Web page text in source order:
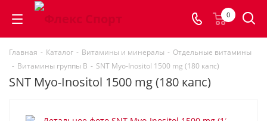
0
Главная - Каталог - Витамины и минералы - Отдельные витамины
- Витамины группы B - SNT Myo-Inositol 1500 mg (180 капс)
SNT Myo-Inositol 1500 mg (180 капс)